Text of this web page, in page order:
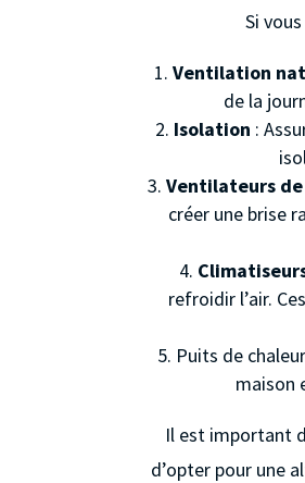
Si
Ventilation
de la
Isolation :
Ventilateurs
créer une brise
refroidir l’air.
Puits de
maison
Il est important
d’opter pour une